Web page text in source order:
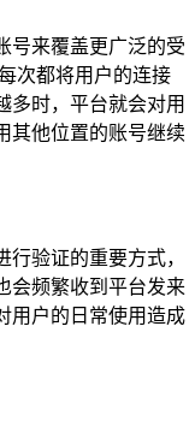
号来覆盖更广泛的受
次都将用户的连接
多时，平台就会对用
其他位置的账号继续
验证的重要方式，
会频繁收到平台发来
用户的日常使用造成